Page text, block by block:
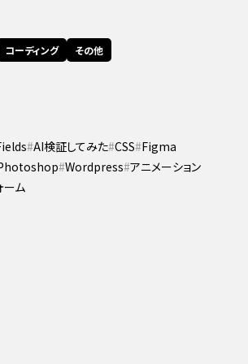
コーディング その他
AI検証してみた CSS Figma
Wordpress アニメーション
ーム